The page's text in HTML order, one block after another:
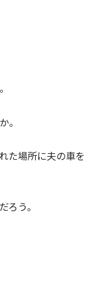
。
た場所に夫の車を
う。